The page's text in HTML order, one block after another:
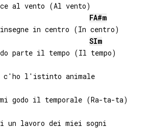
al vento (Al vento)
FA#m
in centro (In centro)
SIm
parte il tempo (Il tempo)
c'ho l'istinto animale
un lavoro dei miei sogni